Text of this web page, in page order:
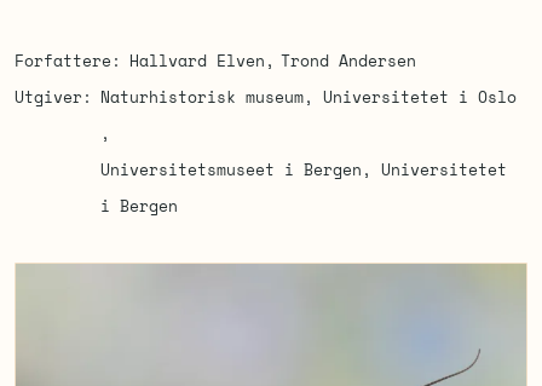
Forfattere Hallvard Elven
Trond Andersen
Utgiver
Naturhistorisk museum, Universitetet i Oslo
Universitetsmuseet i Bergen, Universitetet
i Bergen